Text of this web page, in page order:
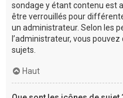
sondage y étant contenu est
être verrouillés pour
un administrateur. Selon les
l’administrateur, vous
sujets.
Haut